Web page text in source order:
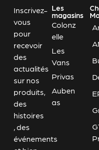
Inscrivez-
vous
pour
recevoir
des
actualités
sur nos
produits,
des
histoires
, des
événements
Les
magasins
Colonz
elle
Les
Vans
Privas
Auben
as